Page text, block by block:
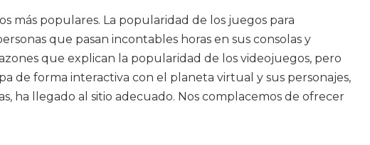
más populares. La popularidad de los juegos para
que pasan incontables horas en sus consolas y
que explican la popularidad de los videojuegos, pero
de forma interactiva con el planeta virtual y sus personajes,
ha llegado al sitio adecuado. Nos complacemos de ofrecer